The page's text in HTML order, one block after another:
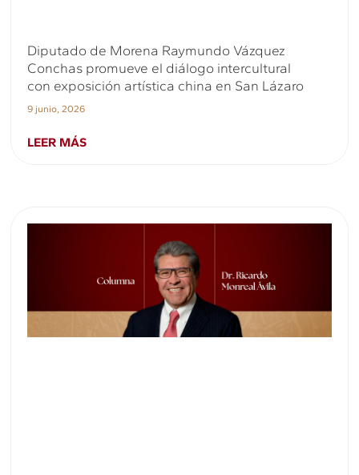
Diputado de Morena Raymundo Vázquez
Conchas promueve el diálogo intercultural
con exposición artística china en San Lázaro
9 junio, 2026
LEER MÁS